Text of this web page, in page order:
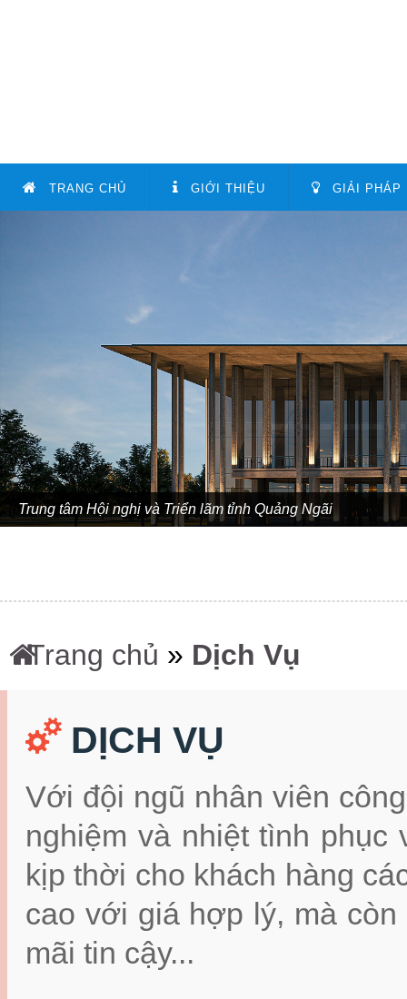
TRANG CHỦ GIỚI THIỆU GIẢI PHÁP
Trung tâm Hội nghị và Triển lãm tỉnh Quảng Ngãi
Trang chủ » Dịch Vụ
DỊCH VỤ
Với đội ngũ nhân viên
nghiệm và nhiệt tình phục
kịp thời cho khách hàng
cao với giá hợp lý, mà
mãi tin cậy...